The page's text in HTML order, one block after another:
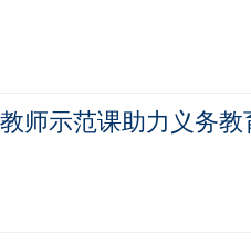
师示范课助力义务教